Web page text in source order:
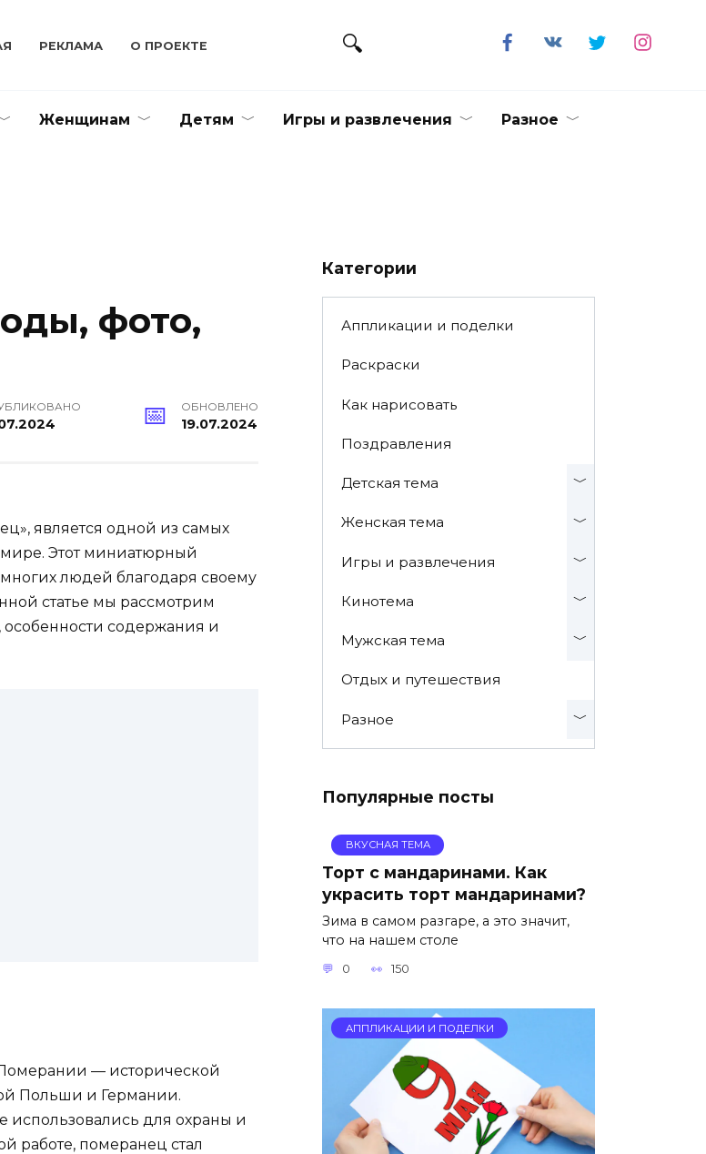
РЕКЛАМА О ПРОЕКТЕ
Женщинам Детям Игры и развлечения Разное
фото,
ОБНОВЛЕНО
19.07.2024
является одной из самых
Этот миниатюрный
людей благодаря своему
статье мы рассмотрим
содержания и
— исторической
Польши и Германии.
использовались для охраны и
работе, померанец стал
Категории
Аппликации и поделки
Раскраски
Как нарисовать
Поздравления
Детская тема
Женская тема
Игры и развлечения
Кинотема
Мужская тема
Отдых и путешествия
Разное
Популярные посты
ВКУСНАЯ ТЕМА
Торт с мандаринами. Как
украсить торт мандаринами?
Зима в самом разгаре, а это значит,
что на нашем столе
0 150
АППЛИКАЦИИ И ПОДЕЛКИ